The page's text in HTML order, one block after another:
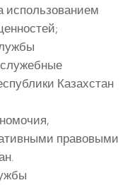
использованием
служебные
Казахстан
правовыми